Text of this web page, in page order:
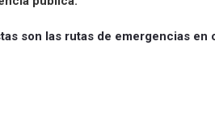
son las rutas de emergencias